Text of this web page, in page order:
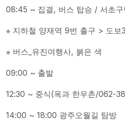
08:45 ~ 집결, 버스 탑승 / 서초구
※ 지하철 양재역 9번 출구 > 도보
※ 버스_유진여행사, 붉은 색
09:00 ~ 출발
12:30 ~ 중식(옥과 한우촌/062-
14:00 ~ 18:00 광주오월길 탐방